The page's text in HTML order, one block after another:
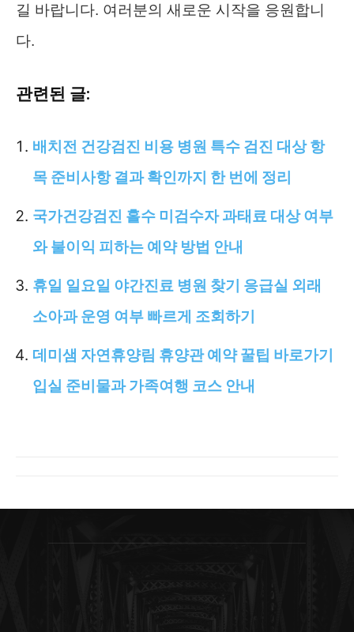
길 바랍니다. 여러분의 새로운 시작을 응원합니
다.
관련된 글:
배치전 건강검진 비용 병원 특수 검진 대상 항
목 준비사항 결과 확인까지 한 번에 정리
국가건강검진 홀수 미검수자 과태료 대상 여부
와 불이익 피하는 예약 방법 안내
휴일 일요일 야간진료 병원 찾기 응급실 외래
소아과 운영 여부 빠르게 조회하기
데미샘 자연휴양림 휴양관 예약 꿀팁 바로가기
입실 준비물과 가족여행 코스 안내